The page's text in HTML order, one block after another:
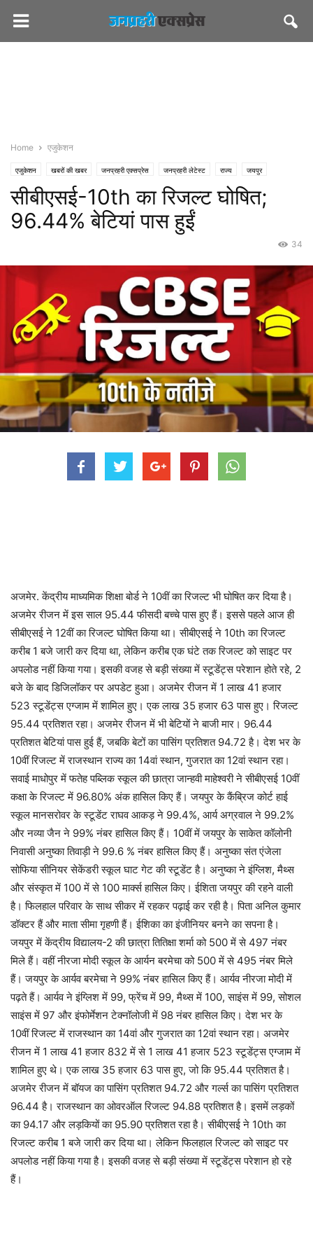
Home एजुकेशन
एजुकेशन खबरों की खबर जनप्रहरी एक्सप्रेस जनप्रहरी लेटेस्ट राज्य जयपुर
मस्त खबर
सीबीएसई-10th का रिजल्ट घोषित;
96.44% बेटियां पास हुईं
34
अजमेर. केंद्रीय माध्यमिक शिक्षा बोर्ड ने 10वीं का रिजल्ट भी घोषित कर दिया है।
अजमेर रीजन में इस साल 95.44 फीसदी बच्चे पास हुए हैं। इससे पहले आज ही
सीबीएसई ने 12वीं का रिजल्ट घोषित किया था। सीबीएसई ने 10th का रिजल्ट
करीब 1 बजे जारी कर दिया था, लेकिन करीब एक घंटे तक रिजल्ट को साइट पर
अपलोड नहीं किया गया। इसकी वजह से बड़ी संख्या में स्टूडेंट्स परेशान होते रहे, 2
बजे के बाद डिजिलॉकर पर अपडेट हुआ। अजमेर रीजन में 1 लाख 41 हजार
523 स्टूडेंट्स एग्जाम में शामिल हुए। एक लाख 35 हजार 63 पास हुए। रिजल्ट
95.44 प्रतिशत रहा। अजमेर रीजन में भी बेटियों ने बाजी मार। 96.44
प्रतिशत बेटियां पास हुई हैं, जबकि बेटों का पासिंग प्रतिशत 94.72 है। देश भर के
10वीं रिजल्ट में राजस्थान राज्य का 14वां स्थान, गुजरात का 12वां स्थान रहा।
सवाई माधोपुर में फतेह पब्लिक स्कूल की छात्रा जान्हवी माहेश्वरी ने सीबीएसई 10वीं
कक्षा के रिजल्ट में 96.80% अंक हासिल किए हैं। जयपुर के कैंब्रिज कोर्ट हाई
स्कूल मानसरोवर के स्टूडेंट राघव आकड़ ने 99.4%, आर्य अग्रवाल ने 99.2%
और नव्या जैन ने 99% नंबर हासिल किए हैं। 10वीं में जयपुर के साकेत कॉलोनी
निवासी अनुष्का तिवाड़ी ने 99.6 % नंबर हासिल किए हैं। अनुष्का संत एंजेला
सोफिया सीनियर सेकेंडरी स्कूल घाट गेट की स्टूडेंट है। अनुष्का ने इंग्लिश, मैथ्स
और संस्कृत में 100 में से 100 मार्क्स हासिल किए। ईशिता जयपुर की रहने वाली
है। फिलहाल परिवार के साथ सीकर में रहकर पढ़ाई कर रही है। पिता अनिल कुमार
डॉक्टर हैं और माता सीमा गृहणी हैं। ईशिका का इंजीनियर बनने का सपना है।
जयपुर में केंद्रीय विद्यालय-2 की छात्रा तितिक्षा शर्मा को 500 में से 497 नंबर
मिले हैं। वहीं नीरजा मोदी स्कूल के आर्यन बरमेचा को 500 में से 495 नंबर मिले
हैं। जयपुर के आर्यव बरमेचा ने 99% नंबर हासिल किए हैं। आर्यव नीरजा मोदी में
पढ़ते हैं। आर्यव ने इंग्लिश में 99, फ्रेंच में 99, मैथ्स में 100, साइंस में 99, सोशल
साइंस में 97 और इंफोर्मेशन टेक्नॉलोजी में 98 नंबर हासिल किए। देश भर के
10वीं रिजल्ट में राजस्थान का 14वां और गुजरात का 12वां स्थान रहा। अजमेर
रीजन में 1 लाख 41 हजार 832 में से 1 लाख 41 हजार 523 स्टूडेंट्स एग्जाम में
शामिल हुए थे। एक लाख 35 हजार 63 पास हुए, जो कि 95.44 प्रतिशत है।
अजमेर रीजन में बॉयज का पासिंग प्रतिशत 94.72 और गर्ल्स का पासिंग प्रतिशत
96.44 है। राजस्थान का ओवरऑल रिजल्ट 94.88 प्रतिशत है। इसमें लड़कों
का 94.17 और लड़कियों का 95.90 प्रतिशत रहा है। सीबीएसई ने 10th का
रिजल्ट करीब 1 बजे जारी कर दिया था। लेकिन फिलहाल रिजल्ट को साइट पर
अपलोड नहीं किया गया है। इसकी वजह से बड़ी संख्या में स्टूडेंट्स परेशान हो रहे
हैं।